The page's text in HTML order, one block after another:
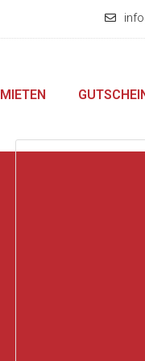
MIETEN